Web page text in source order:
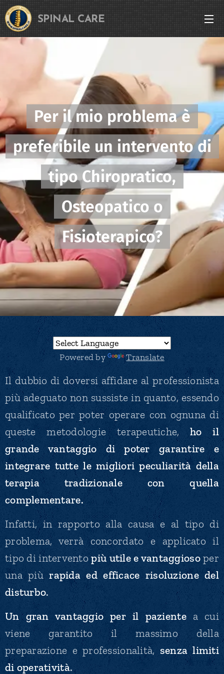
SPINAL CARE
Per il mio problema è
preferibile un intervento di
tipo Chiropratico,
Osteopatico o
Fisioterapico?
Powered by Translate
Il dubbio di doversi affidare al professionista
più adeguato non sussiste in quanto, essendo
qualificato per poter operare con ognuna di
queste metodologie terapeutiche,ho il
grande vantaggio di poter garantire e
integrare tutte le migliori peculiarità della
terapia tradizionale con quella
complementare.
Infatti, in rapporto alla causa e al tipo di
problema, verrà concordato e applicato il
tipo di intervento più utile e vantaggioso per
una più rapida ed efficace risoluzione del
disturbo.
Un gran vantaggio per il pazientea cui
viene garantito il massimo della
preparazione e professionalità, senza limiti
di operatività.